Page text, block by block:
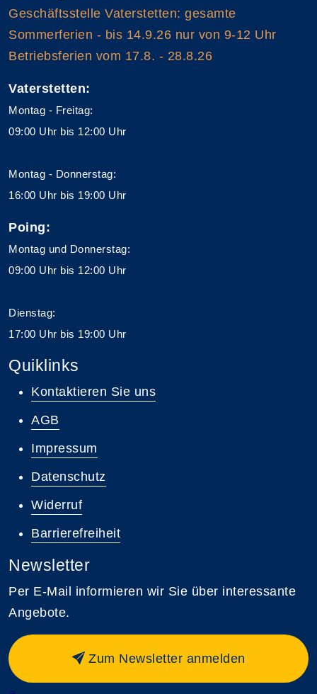
Geschäftsstelle Vaterstetten: gesamte
Sommerferien - bis 14.9.26 nur von 9-12 Uhr
Betriebsferien vom 17.8. - 28.8.26
Vaterstetten:
Montag - Freitag:
09:00 Uhr bis 12:00 Uhr
Montag - Donnerstag:
16:00 Uhr bis 19:00 Uhr
Poing:
Montag und Donnerstag:
09:00 Uhr bis 12:00 Uhr
Dienstag:
17:00 Uhr bis 19:00 Uhr
Quiklinks
Kontaktieren Sie uns
AGB
Impressum
Datenschutz
Widerruf
Barrierefreiheit
Newsletter
Per E-Mail informieren wir Sie über interessante
Angebote.
Zum Newsletter anmelden